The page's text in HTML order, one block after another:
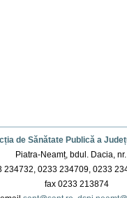
de Sănătate Publică a
Piatra-Neamț, bdul. Dacia,
0233 234709, 0233
fax 0233 213874